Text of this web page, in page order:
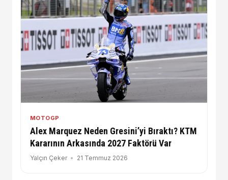
MOTOGP
Alex Marquez Neden Gresini’yi Bıraktı? KTM
Kararının Arkasında 2027 Faktörü Var
Yalçın Çeker 21 Temmuz 2026